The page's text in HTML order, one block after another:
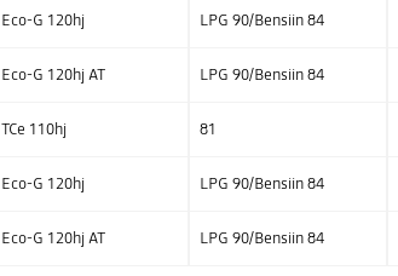
Eco-G 120hj LPG 90/Bensiin 84
Eco-G 120hj AT LPG 90/Bensiin 84
TCe 110hj 81
Eco-G 120hj LPG 90/Bensiin 84
Eco-G 120hj AT LPG 90/Bensiin 84